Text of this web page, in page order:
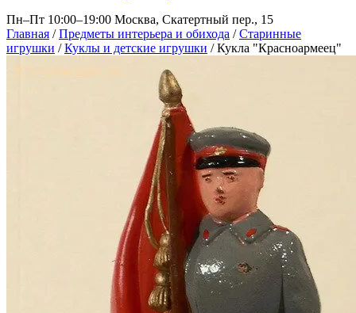
Пн–Пт 10:00–19:00 Москва, Скатертный пер., 15
Главная / Предметы интерьера и обихода / Старинные
игрушки / Куклы и детские игрушки / Кукла "Красноармеец"